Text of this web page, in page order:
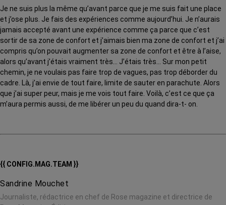
Je ne suis plus la même qu’avant parce que je me suis fait une place
et j’ose plus. Je fais des expériences comme aujourd’hui. Je n’aurais
jamais accepté avant une expérience comme ça parce que c’est
sortir de sa zone de confort et j’aimais bien ma zone de confort et j’ai
compris qu’on pouvait augmenter sa zone de confort et être à l’aise,
alors qu’avant j’étais vraiment très… J’étais très… Sur mon petit
chemin, je ne voulais pas faire trop de vagues, pas trop déborder du
cadre. Là, j’ai envie de tout faire, limite de sauter en parachute. Alors
que j’ai super peur, mais je me vois tout faire. Voilà, c’est ce que ça
m’aura permis aussi, de me libérer un peu du quand dira-t- on.
{{ CONFIG.MAG.TEAM }}
Sandrine Mouchet
Journaliste, rédactrice en chef de Rose magazine et directrice de